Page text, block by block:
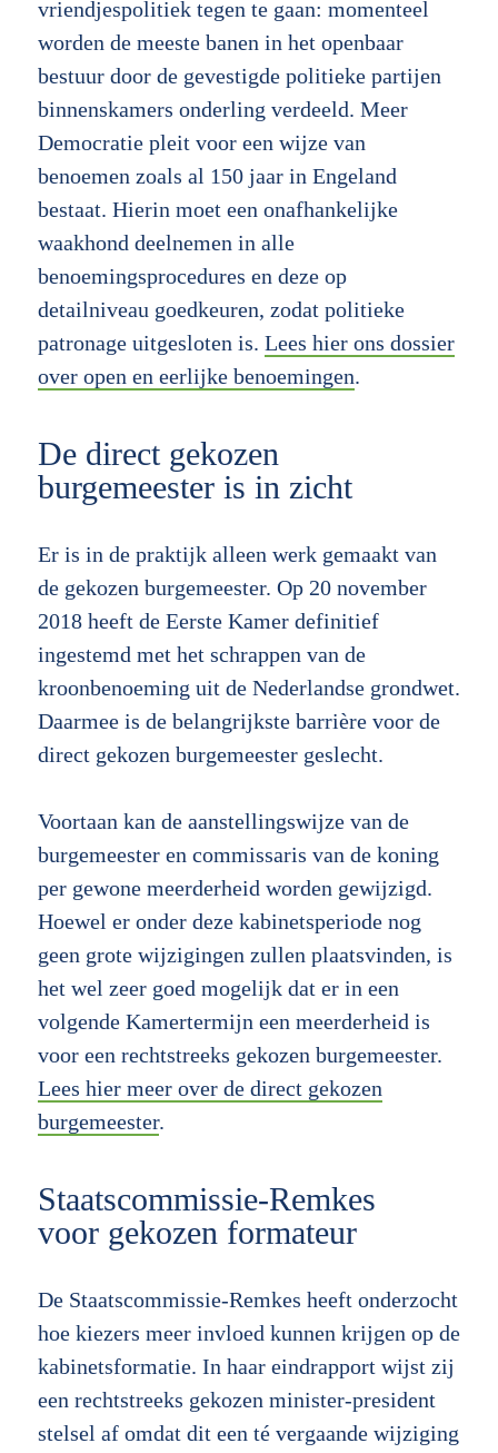
vriendjespolitiek tegen te gaan: momenteel
worden de meeste banen in het openbaar
bestuur door de gevestigde politieke partijen
binnenskamers onderling verdeeld. Meer
Democratie pleit voor een wijze van
benoemen zoals al 150 jaar in Engeland
bestaat. Hierin moet een onafhankelijke
waakhond deelnemen in alle
benoemingsprocedures en deze op
detailniveau goedkeuren, zodat politieke
patronage uitgesloten is. Lees hier ons dossier
over open en eerlijke benoemingen.
De direct gekozen
burgemeester is in zicht
Er is in de praktijk alleen werk gemaakt van
de gekozen burgemeester. Op 20 november
2018 heeft de Eerste Kamer definitief
ingestemd met het schrappen van de
kroonbenoeming uit de Nederlandse grondwet.
Daarmee is de belangrijkste barrière voor de
direct gekozen burgemeester geslecht.
Voortaan kan de aanstellingswijze van de
burgemeester en commissaris van de koning
per gewone meerderheid worden gewijzigd.
Hoewel er onder deze kabinetsperiode nog
geen grote wijzigingen zullen plaatsvinden, is
het wel zeer goed mogelijk dat er in een
volgende Kamertermijn een meerderheid is
voor een rechtstreeks gekozen burgemeester.
Lees hier meer over de direct gekozen
burgemeester.
Staatscommissie-Remkes
voor gekozen formateur
De Staatscommissie-Remkes heeft onderzocht
hoe kiezers meer invloed kunnen krijgen op de
kabinetsformatie. In haar eindrapport wijst zij
een rechtstreeks gekozen minister-president
stelsel af omdat dit een té vergaande wijziging